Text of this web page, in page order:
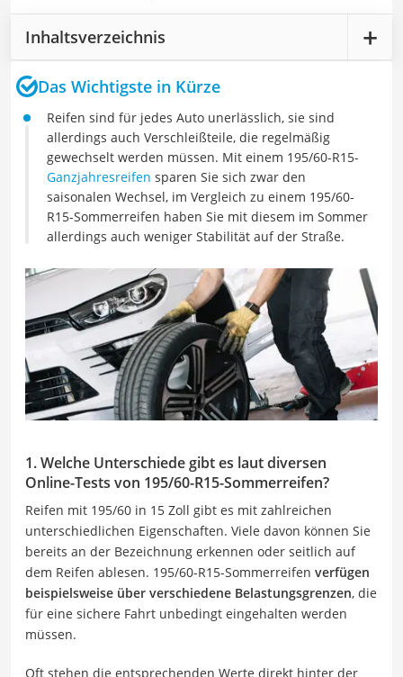
Inhaltsverzeichnis
Das Wichtigste in Kürze
Reifen sind für jedes Auto unerlässlich, sie sind
allerdings auch Verschleißteile, die regelmäßig
gewechselt werden müssen. Mit einem 195/60-R15-
Ganzjahresreifen sparen Sie sich zwar den
saisonalen Wechsel, im Vergleich zu einem 195/60-
R15-Sommerreifen haben Sie mit diesem im Sommer
allerdings auch weniger Stabilität auf der Straße.
1. Welche Unterschiede gibt es laut diversen
Online-Tests von 195/60-R15-Sommerreifen?
Reifen mit 195/60 in 15 Zoll gibt es mit zahlreichen
unterschiedlichen Eigenschaften. Viele davon können Sie
bereits an der Bezeichnung erkennen oder seitlich auf
dem Reifen ablesen. 195/60-R15-Sommerreifen verfügen
beispielsweise über verschiedene Belastungsgrenzen, die
für eine sichere Fahrt unbedingt eingehalten werden
müssen.
Oft stehen die entsprechenden Werte direkt hinter der